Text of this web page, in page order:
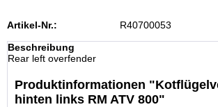
Artikel-Nr.:
R40700053
Beschreibung
Rear left overfender
Produktinformationen
hinten links RM ATV 800"